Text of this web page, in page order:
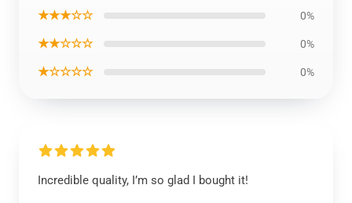
★★★☆☆ 0%
★★☆☆☆ 0%
★☆☆☆☆ 0%
Incredible quality, I’m so glad I bought it!